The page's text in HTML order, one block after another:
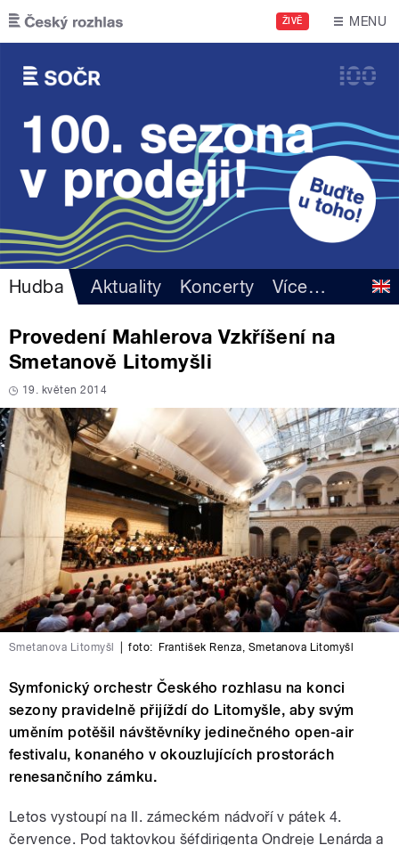
Přejít k hlavnímu obsahu
ŽIVĚ MENU
Hudba Aktuality Koncerty Více…
Provedení Mahlerova Vzkříšení na
Smetanově Litomyšli
19. květen 2014
Smetanova Litomyšl foto: František Renza, Smetanova Litomyšl
Symfonický orchestr Českého rozhlasu na konci
sezony pravidelně přijíždí do Litomyšle, aby svým
uměním potěšil návštěvníky jedinečného open-air
festivalu, konaného v okouzlujících prostorách
renesančního zámku.
Letos vystoupí na II. zámeckém nádvoří v pátek 4.
července. Pod taktovkou šéfdirigenta Ondreje Lenárda a